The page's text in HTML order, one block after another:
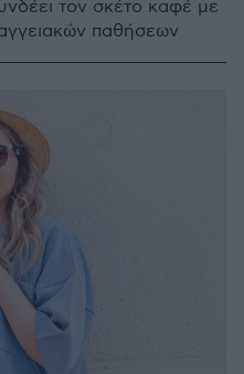
τον σκέτο καφέ με
παθήσεων